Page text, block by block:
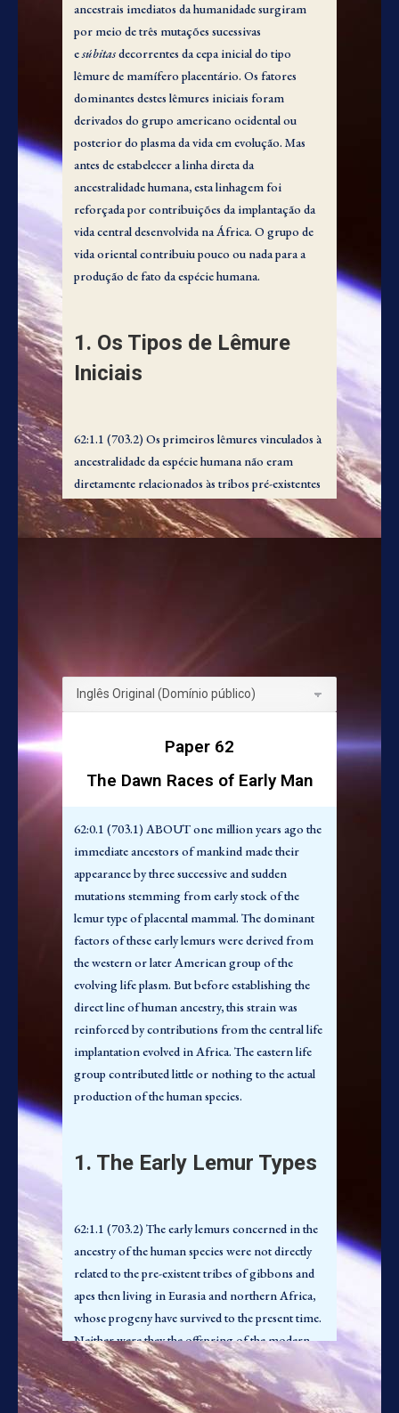
ancestrais imediatos da humanidade surgiram
por meio de três mutações sucessivas
esúbitasdecorrentes da cepa inicial do tipo
lêmure de mamífero placentário. Os fatores
dominantes destes lêmures iniciais foram
derivados do grupo americano ocidental ou
posterior do plasma da vida em evolução. Mas
antes de estabelecer a linha direta da
ancestralidade humana, esta linhagem foi
reforçada por contribuições da implantação da
vida central desenvolvida na África. O grupo de
vida oriental contribuiu pouco ou nada para a
produção de fato da espécie humana.
1. Os Tipos de Lêmure
Iniciais
62:1.1 (703.2) Os primeiros lêmures vinculados à
ancestralidade da espécie humana não eram
diretamente relacionados às tribos pré-existentes
de gibões e macacos que então viviam na Eurásia
e no norte da África, cuja progênie sobreviveu
tenham evoluído no hemisfério ocidental, o
estabelecimento da ancestralidade direta dos
mamíferos da humanidade teve lugar no sudoeste
da Ásia, na área original de implantação da vida
central, mas nas fronteiras das regiões orientais.
Vários milhões de anos atrás os lêmures do tipo
sobre a ponte de terra de Bering e lentamente
seguiram para o sudoeste ao longo da costa
asiática. Estas tribos migratórias finalmente
alcançaram a região salubre situada entre o então
expandido Mar Mediterrâneo e as regiões
montanhosas em elevação da península indiana.
Nestas terras a oeste da Índia uniram-se com
outras linhagens favoráveis, estabelecendo assim
a ancestralidade da raça humana.
62:1.3 (703.4) Com o passar do tempo, o litoral
da Índia a sudoeste das montanhas gradualmente
submergiu, isolando completamente a vida desta
região. Não havia via de acesso ou fuga desta
invasões sulinas das geleiras. E foi nesta área
lêmure, que surgiram dois grandes grupos, as
tribos símias dos tempos modernos e a espécie
humana atual.
2. Os Mamíferos
Precursores
Paper 62
The Dawn Races of Early Man
62:0.1 (703.1) ABOUT one million years ago the
immediate ancestors of mankind made their
appearance by three successive and sudden
mutations stemming from early stock of the
lemur type of placental mammal. The dominant
factors of these early lemurs were derived from
the western or later American group of the
evolving life plasm. But before establishing the
direct line of human ancestry, this strain was
reinforced by contributions from the central life
implantation evolved in Africa. The eastern life
group contributed little or nothing to the actual
production of the human species.
1. The Early Lemur Types
62:1.1 (703.2) The early lemurs concerned in the
ancestry of the human species were not directly
related to the pre-existent tribes of gibbons and
apes then living in Eurasia and northern Africa,
whose progeny have survived to the present time.
Neither were they the offspring of the modern
type of lemur, though springing from an
ancestor common to both but long since extinct.